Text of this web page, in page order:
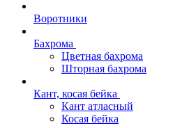
Воротники
Бахрома
Цветная бахрома
Шторная бахрома
Кант, косая бейка
Кант атласный
Косая бейка